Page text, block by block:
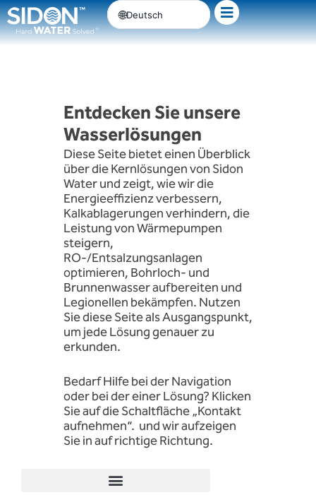
Zum
Inhalt
springen
Deutsch
Entdecken Sie unsere
Wasserlösungen
Diese Seite bietet einen Überblick
über die Kernlösungen von Sidon
Water und zeigt, wie wir die
Energieeffizienz verbessern,
Kalkablagerungen verhindern, die
Leistung von Wärmepumpen
steigern,
RO-/Entsalzungsanlagen
optimieren, Bohrloch- und
Brunnenwasser aufbereiten und
Legionellen bekämpfen. Nutzen
Sie diese Seite als Ausgangspunkt,
um jede Lösung genauer zu
erkunden.
BedarfHilfebei der Navigation
oderbei dereinerLösung? Klicken
Sie auf die Schaltfläche „Kontakt
aufnehmen“. undwiraufzeigen
SieinaufrichtigeRichtung.